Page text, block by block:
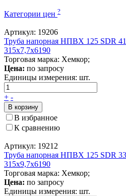
Категории цен ?
Артикул: 19206
Труба напорная НПВХ 125 SDR
315x7,7x6190
Торговая марка: Хемкор;
Цена: по запросу
Единицы измерения: шт.
+ -
В корзину
В избранное
К сравнению
Артикул: 19212
Труба напорная НПВХ 125 SDR
315x9,7x6190
Торговая марка: Хемкор;
Цена: по запросу
Единицы измерения: шт.